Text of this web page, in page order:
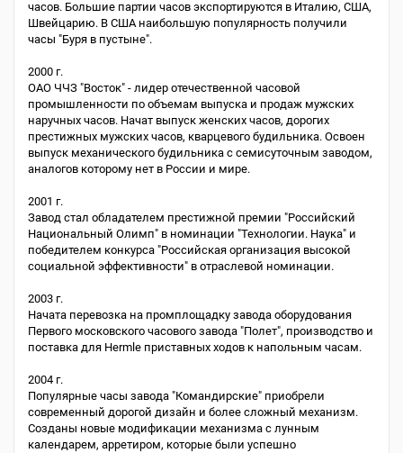
часов. Большие партии часов экспортируются в Италию, США,
Швейцарию. В США наибольшую популярность получили
часы "Буря в пустыне".
2000 г.
ОАО ЧЧЗ "Восток" - лидер отечественной часовой
промышленности по объемам выпуска и продаж мужских
наручных часов. Начат выпуск женских часов, дорогих
престижных мужских часов, кварцевого будильника. Освоен
выпуск механического будильника с семисуточным заводом,
аналогов которому нет в России и мире.
2001 г.
Завод стал обладателем престижной премии "Российский
Национальный Олимп" в номинации "Технологии. Наука" и
победителем конкурса "Российская организация высокой
социальной эффективности" в отраслевой номинации.
2003 г.
Начата перевозка на промплощадку завода оборудования
Первого московского часового завода "Полет", производство и
поставка для Hermle приставных ходов к напольным часам.
2004 г.
Популярные часы завода "Командирские" приобрели
современный дорогой дизайн и более сложный механизм.
Созданы новые модификации механизма с лунным
календарем, арретиром, которые были успешно